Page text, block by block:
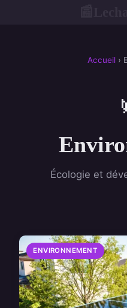
Accueil›
Écologie et
ENVIRONNEMENT